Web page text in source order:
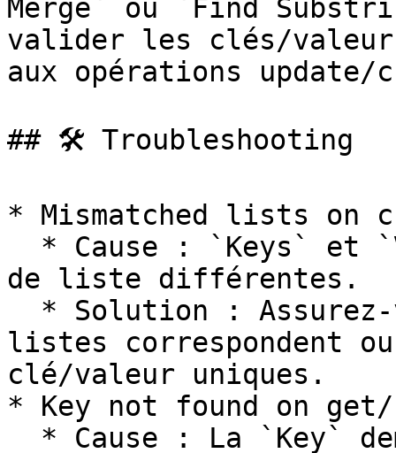
Merge` ou `Find
valider les clés/
aux opérations update/
## 🛠️ Troubleshooting
* Mismatched lists on
de liste différentes.
listes correspondent
clé/valeur uniques.
* Key not found on get/